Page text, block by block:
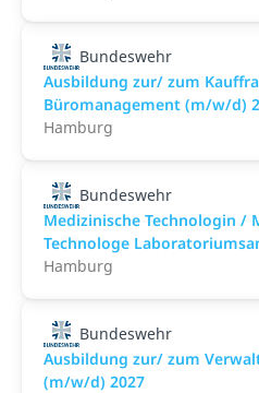
Bundeswehr
Ausbildung zur/ zum
Büromanagement (m/w/d)
Hamburg
Bundeswehr
Medizinische Technologin /
Technologe
Hamburg
Bundeswehr
Ausbildung zur/ zum
(m/w/d) 2027